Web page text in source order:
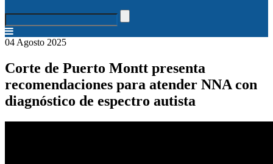
04 Agosto 2025
Corte de Puerto Montt presenta
recomendaciones para atender NNA con
diagnóstico de espectro autista